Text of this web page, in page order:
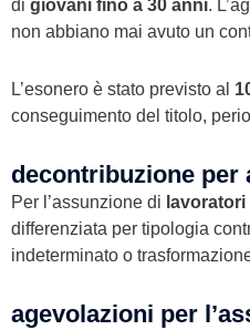
di giovani fino a 30 anni.
non abbiano mai avuto un
L’esonero è stato previsto al
conseguimento del titolo,
decontribuzione per
Per l’assunzione di
differenziata per tipologia
indeterminato o
agevolazioni per